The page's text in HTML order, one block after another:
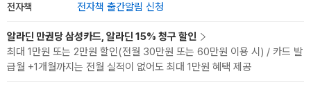
전자책 전자책 출간알림 신청
알라딘 만권당 삼성카드, 알라딘 15% 청구 할인
최대 1만원 또는 2만원 할인(전월 30만원 또는 60만원 이용 시) / 카드 발
급월 +1개월까지는 전월 실적이 없어도 최대 1만원 혜택 제공